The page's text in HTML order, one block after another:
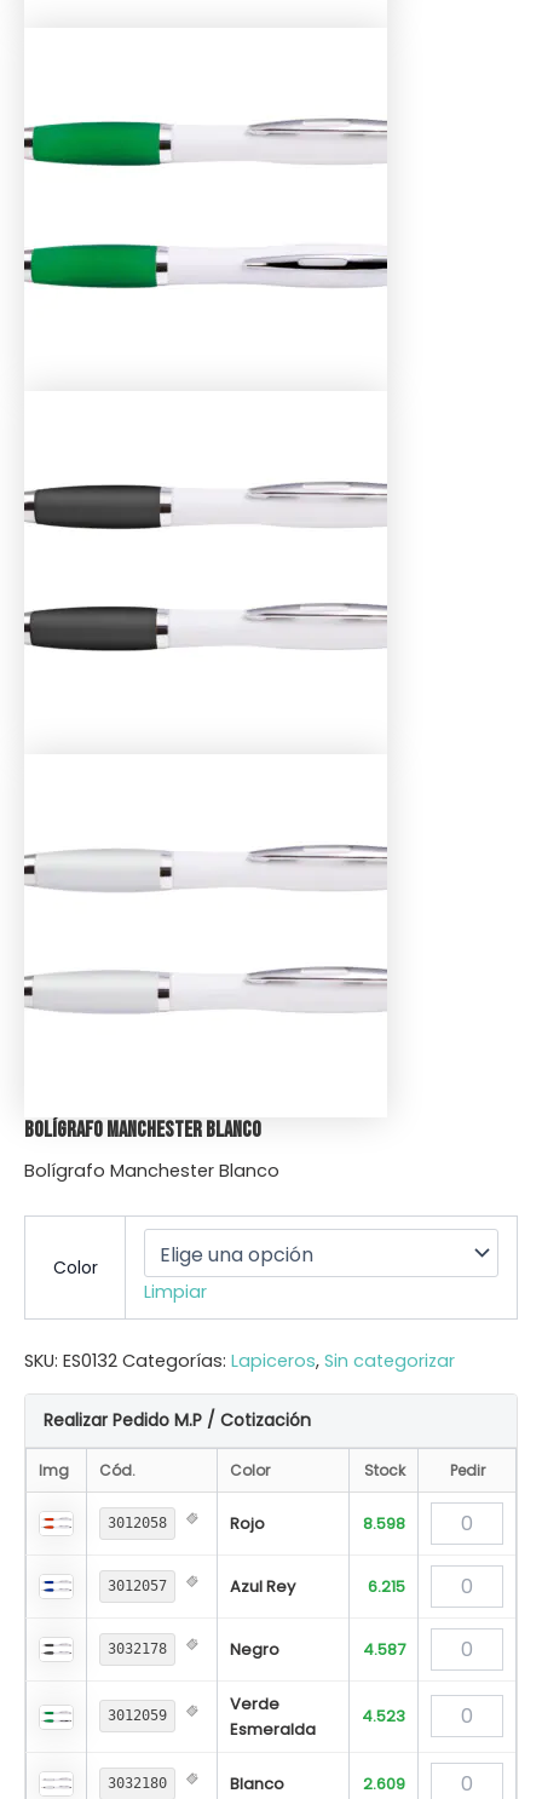
Bolígrafo Manchester Blanco
Bolígrafo Manchester Blanco
Color
Limpiar
SKU: ES0132 Categorías: Lapiceros, Sin categorizar
Realizar Pedido M.P / Cotización
Img Cód. Color Stock Pedir
3012058 Rojo 8.598
3012057 Azul Rey 6.215
3032178 Negro 4.587
3012059
Verde
Esmeralda
4.523
3032180 Blanco 2.609